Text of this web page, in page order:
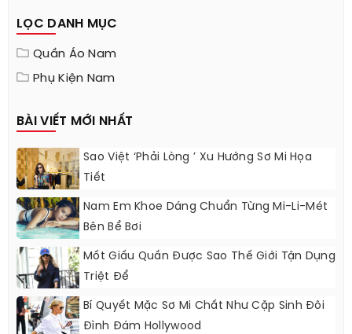
LỌC DANH MỤC
Quần Áo Nam
Phụ Kiện Nam
BÀI VIẾT MỚI NHẤT
Sao Việt ‘phải Lòng ’ Xu Hướng Sơ Mi Họa
Tiết
Nam Em Khoe Dáng Chuẩn Từng Mi-Li-Mét
Bên Bể Bơi
Mốt Giấu Quần Được Sao Thế Giới Tận Dụng
Triệt Để
Bí Quyết Mặc Sơ Mi Chất Như Cặp Sinh Đôi
Đình Đám Hollywood